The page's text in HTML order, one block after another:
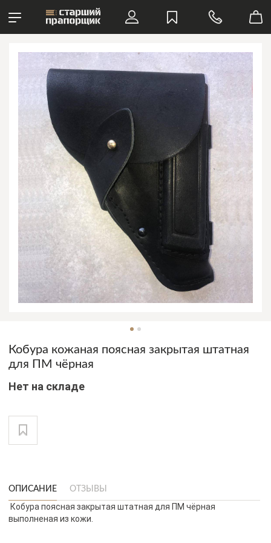
Кобура кожаная поясная закрытая штатная
для ПМ чёрная
Нет на складе
ОПИСАНИЕ ОТЗЫВЫ
Кобура поясная закрытая штатная для ПМ чёрная
выполненая из кожи.